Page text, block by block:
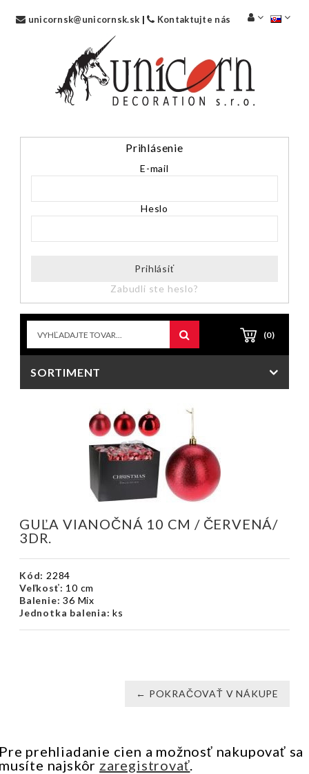
unicornsk@unicornsk.sk | Kontaktujte nás
Prihlásenie
E-mail
Heslo
Prihlásiť
Zabudli ste heslo?
(0)
SORTIMENT
GUĽA VIANOČNÁ 10 CM / ČERVENÁ/
3DR.
Kód: 2284
Veľkosť: 10 cm
Balenie:36 Mix
Jednotka balenia:ks
← POKRAČOVAŤ V NÁKUPE
prehliadanie cien a možnosť nakupovať sa
najskôr zaregistrovať.